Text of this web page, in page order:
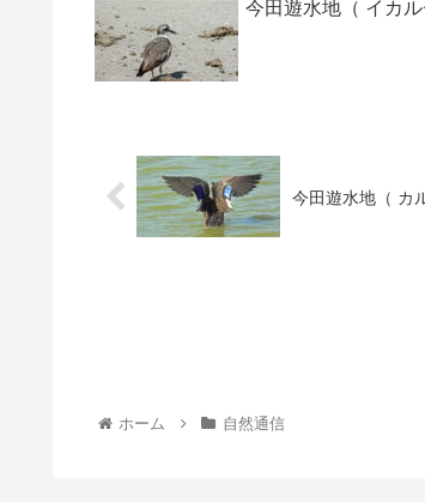
今田遊水地（ イカル
今田遊水地（ カ
ホーム 自然通信